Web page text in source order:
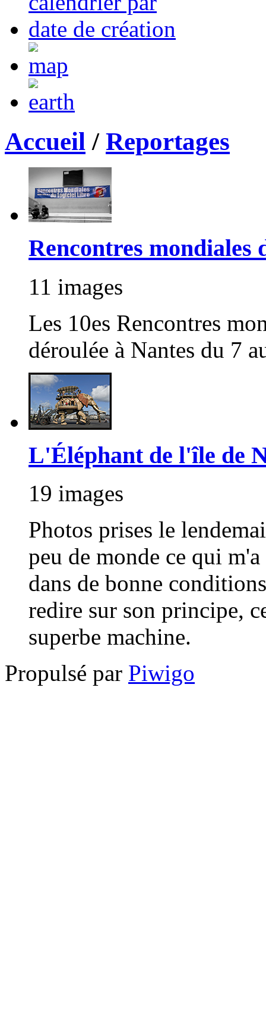
Accueil / Reportages
Rencontres mondiales
11 images
Les 10es Rencontres
déroulée à Nantes du 7
L'Éléphant de l'île de
19 images
Photos prises le
peu de monde ce qui
dans de bonne
redire sur son principe,
superbe machine.
Propulsé par Piwigo